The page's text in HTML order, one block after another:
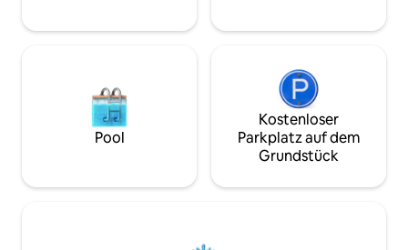
Pool
Kostenloser
Parkplatz auf dem
Grundstück